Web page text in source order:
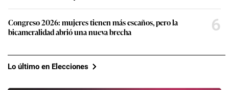
Congreso 2026: mujeres tienen más escaños, pero la
bicameralidad abrió una nueva brecha
6
Lo último en Elecciones